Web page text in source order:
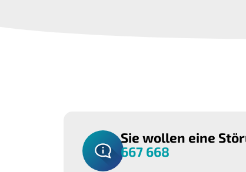
Sie wollen eine
667 668